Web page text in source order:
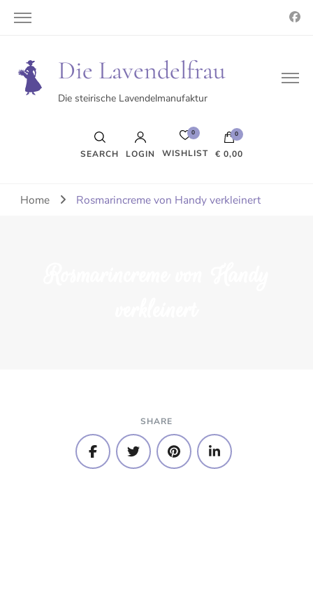
Die Lavendelfrau
Die steirische Lavendelmanufaktur
SEARCH LOGIN
0
WISHLIST
0
€ 0,00
Es befinden sich keine Produkte im Warenkorb.
Home Rosmarincreme von Handy verkleinert
SHARE